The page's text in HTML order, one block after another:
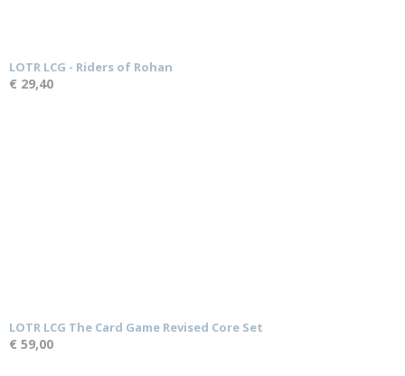
LOTR LCG - Riders of Rohan
€ 29,40
LOTR LCG The Card Game Revised Core Set
€ 59,00